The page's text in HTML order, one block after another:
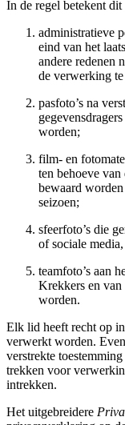
In de regel betekent dit
administratieve
eind van het
andere redenen
de verwerking te
pasfoto’s na
worden;
film- en
ten behoeve
bewaard
seizoen;
sfeerfoto’s die
of sociale
teamfoto’s aan
Krekkers en van
worden.
Elk lid heeft recht op
verwerkt worden.
verstrekte
trekken voor
intrekken.
Het uitgebreidere